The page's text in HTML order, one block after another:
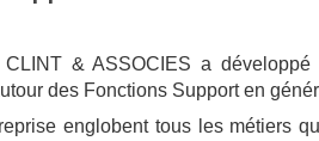
& ASSOCIES a développé
des Fonctions Support en
englobent tous les métiers